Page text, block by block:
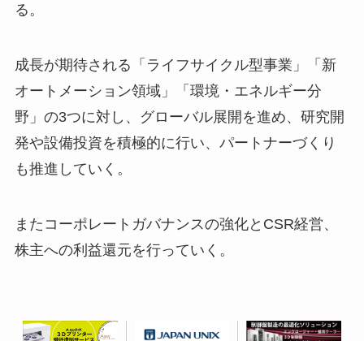
る。
成長が期待される「ライフサイクル型事業」「新
オートメーション領域」「環境・エネルギー分
野」の3つに対し、グローバル展開を進め、研究開
発や設備投資を積極的に行い、パートナーづくり
も推進していく。
またコーポレートガバナンスの強化とCSR経営、
株主への利益還元を行っていく。